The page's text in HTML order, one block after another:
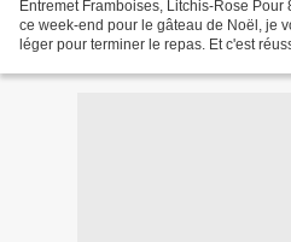
Entremet Framboises, Litchis-Rose
ce week-end pour le gâteau de Noël, je
léger pour terminer le repas. Et c'est